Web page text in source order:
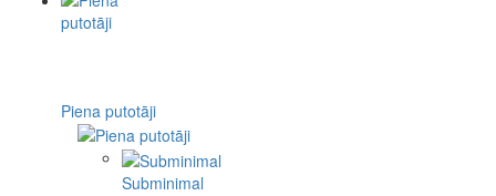
Piena putotāji
Subminimal